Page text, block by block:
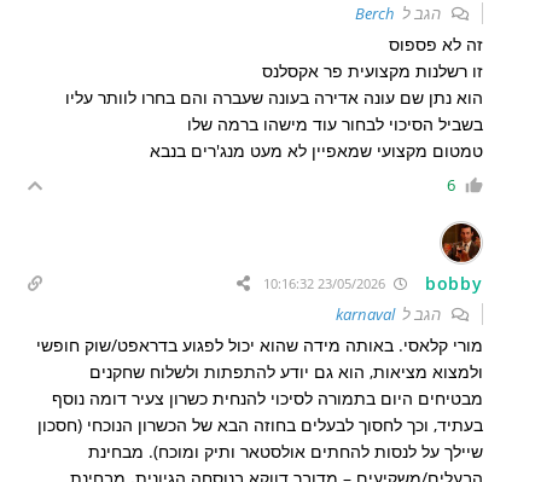
הגב ל Berch
זה לא פספוס
זו רשלנות מקצועית פר אקסלנס
הוא נתן שם עונה אדירה בעונה שעברה והם בחרו לוותר עליו
בשביל הסיכוי לבחור עוד מישהו ברמה שלו
טמטום מקצועי שמאפיין לא מעט מנג'רים בנבא
6
bobby
הגב לkarnaval
מורי קלאסי. באותה מידה שהוא יכול לפגוע בדראפט/שוק חופשי
ולמצוא מציאות, הוא גם יודע להתפתות ולשלוח שחקנים
מבטיחים היום בתמורה לסיכוי להנחית כשרון צעיר דומה נוסף
בעתיד, וכך לחסוך לבעלים בחוזה הבא של הכשרון הנוכחי (חסכון
שיילך על לנסות להחתים אולסטאר ותיק ומוכח). מבחינת